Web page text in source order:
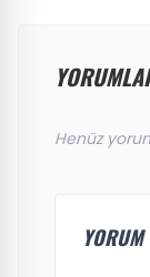
Henüz